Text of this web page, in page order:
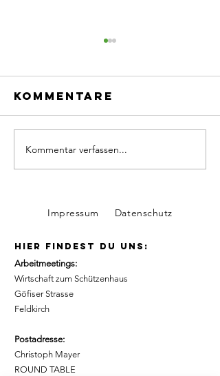
Gemeinsam
Freude
Kommentare
Kommentar verfassen...
Impressum Datenschutz
hier findest du uns:
Arbeitmeetings:
Wirtschaft zum Schützenhaus
Göfiser Strasse
Feldkirch
Postadresse:
Christoph Mayer
ROUND TABLE